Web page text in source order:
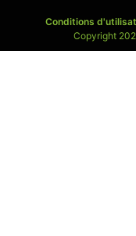
Conditions
Copyright